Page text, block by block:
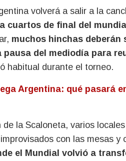
volverá a salir a la
cuartos de final del
muchos hinchas deberán
pausa del mediodía para
habitual durante el torneo.
Argentina: qué pasará
la Scaloneta, varios
con las mesas
el Mundial volvió a